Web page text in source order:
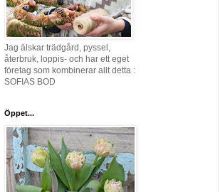
Jag älskar trädgård, pyssel,
återbruk, loppis- och har ett eget
företag som kombinerar allt detta :
SOFIAS BOD
Öppet...